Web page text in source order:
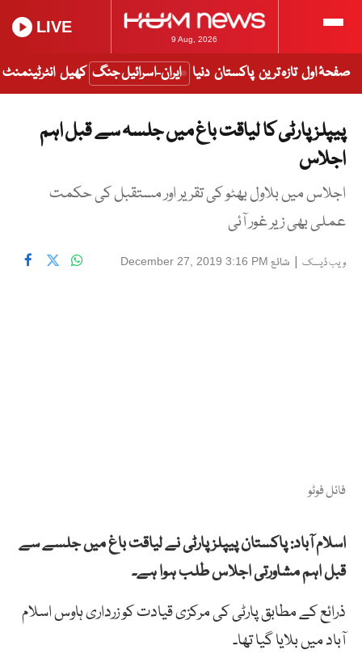
9 Aug, 2026
LIVE
صفحۂ اول تازہ ترین پاکستان دنیا ایران-اسرائیل جنگ کھیل انٹرٹینمنٹ
پیپلز پارٹی کا لیاقت باغ میں جلسہ سے قبل اہم
اجلاس
اجلاس میں بلاول بھٹو کی تقریر اور مستقبل کی حکمت
عملی بھی زیر غور آئی
ویب ڈیسک | شائع December 27, 2019 3:16 PM
فائل فوٹو
اسلام آباد: پاکستان پیپلزپارٹی نے لیاقت باغ میں جلسے سے
قبل اہم مشاورتی اجلاس طلب ہوا ہے۔
ذرائع کے مطابق پارٹی کی مرکزی قیادت کو زرداری ہاوس اسلام
آباد میں بلایا گیا تھا۔